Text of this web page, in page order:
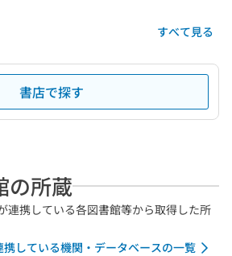
すべて見る
書店で探す
の所蔵
連携している各図書館等から取得した所
携している機関・データベースの一覧